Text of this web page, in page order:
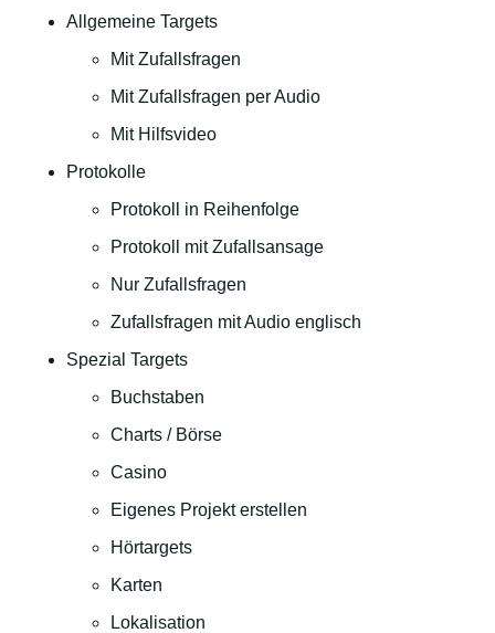
Allgemeine Targets
Mit Zufallsfragen
Mit Zufallsfragen per Audio
Mit Hilfsvideo
Protokolle
Protokoll in Reihenfolge
Protokoll mit Zufallsansage
Nur Zufallsfragen
Zufallsfragen mit Audio englisch
Spezial Targets
Buchstaben
Charts / Börse
Casino
Eigenes Projekt erstellen
Hörtargets
Karten
Lokalisation